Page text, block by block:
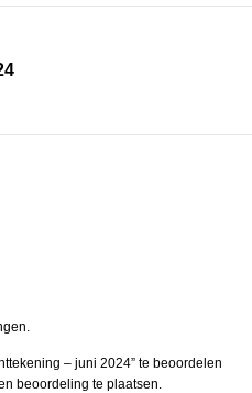
– juni 2024” te beoordelen
beoordeling te plaatsen.